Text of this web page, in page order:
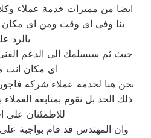
ايضا من مميزات خدمة عملاء
بنا وفى اى وقت ومن اى مكان
بالرد
حيث ثم سيسلمك الى الدعم
اى مكان انت
نحن هنا لخدمة عملاء شركة فاجور
ذلك الحد بل نقوم بمتابعه العملاء
للاطمئنان على
وان المهندس قد قام بواجبة